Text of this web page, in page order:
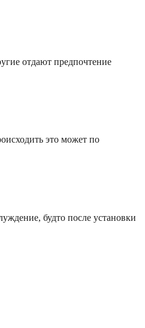
отдают предпочтение
это может по
будто после установки